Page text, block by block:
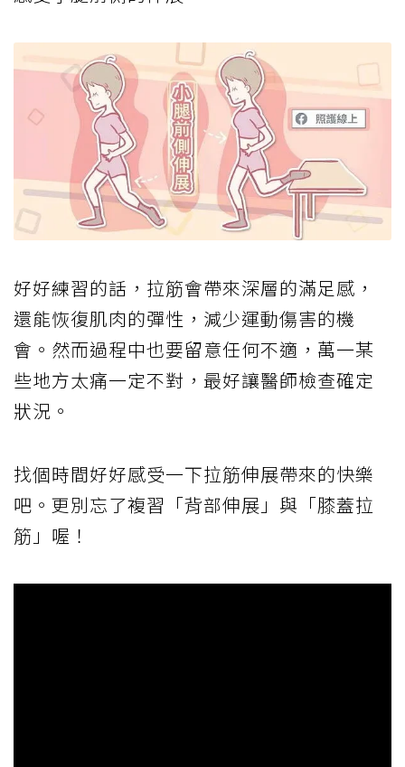
好好練習的話，拉筋會帶來深層的滿足感，
還能恢復肌肉的彈性，減少運動傷害的機
會。然而過程中也要留意任何不適，萬一某
些地方太痛一定不對，最好讓醫師檢查確定
狀況。
找個時間好好感受一下拉筋伸展帶來的快樂
吧。更別忘了複習「背部伸展」與「膝蓋拉
筋」喔！